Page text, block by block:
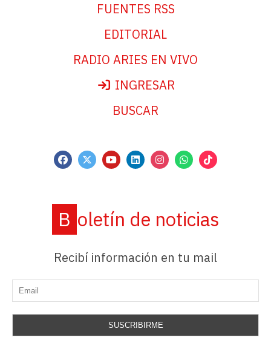
FUENTES RSS
EDITORIAL
RADIO ARIES EN VIVO
INGRESAR
BUSCAR
Boletín de noticias
Recibí información en tu mail
SUSCRIBIRME